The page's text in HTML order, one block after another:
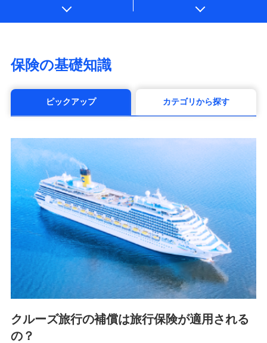
保険の基礎知識
ピックアップ カテゴリから探す
クルーズ旅行の補償は旅行保険が適用される
の？